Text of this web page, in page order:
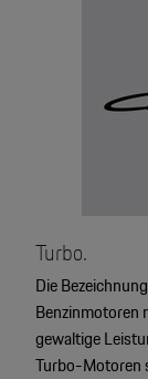
Turbo.
Die
Benzinmotoren
gewaltige
Turbo-Motoren